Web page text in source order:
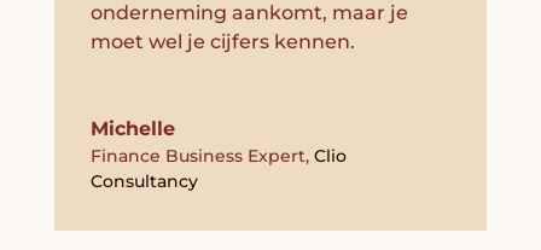
onderneming aankomt, maar je
moet wel je cijfers kennen.
Michelle
Finance Business Expert, Clio
Consultancy